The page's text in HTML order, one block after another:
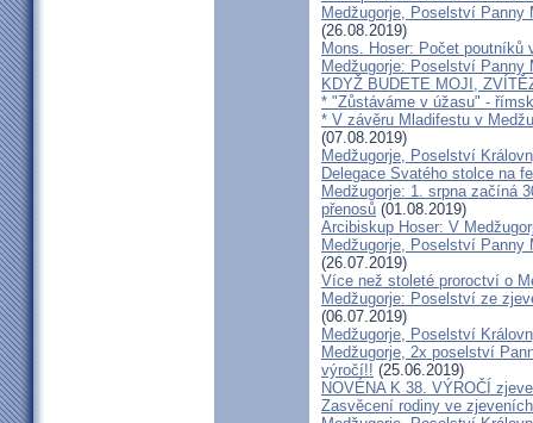
Medžugorje, Poselství Panny
(26.08.2019)
Mons. Hoser: Počet poutníků
Medžugorje: Poselství Panny
KDYŽ BUDETE MOJI,
* "Zůstáváme v úžasu" -
* V závěru Mladifestu v
(07.08.2019)
Medžugorje, Poselství
Delegace Svatého stolce na
Medžugorje: 1. srpna začíná
přenosů (01.08.2019)
Arcibiskup Hoser: V
Medžugorje, Poselství Panny
(26.07.2019)
Více než stoleté proroctví o
Medžugorje: Poselství ze
(06.07.2019)
Medžugorje, Poselství
Medžugorje, 2x poselství
výročí!! (25.06.2019)
NOVÉNA K 38. VÝROČÍ
Zasvěcení rodiny ve